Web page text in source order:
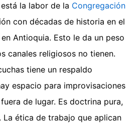
la labor de la Congregación
con décadas de historia en el
Antioquia. Esto le da un peso
canales religiosos no tienen.
tiene un respaldo
espacio para improvisaciones
de lugar. Es doctrina pura,
La ética de trabajo que aplican